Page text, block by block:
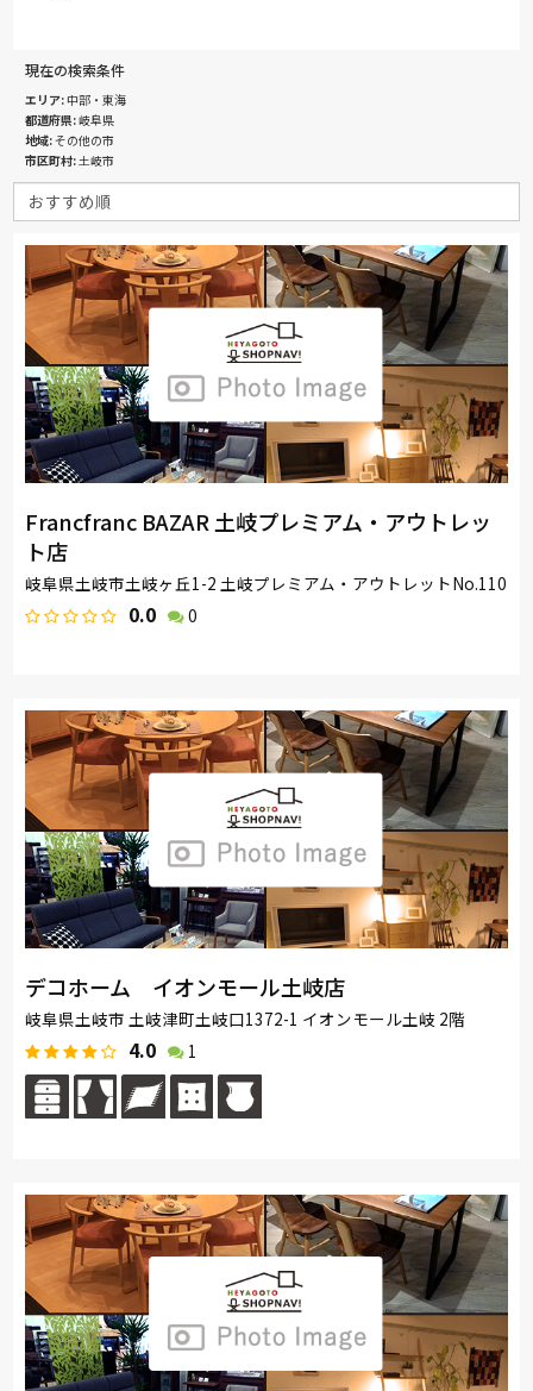
現在の検索条件
エリア 中部・東海
都道府県 岐阜県
地域 その他の市
市区町村 土岐市
Francfranc BAZAR 土岐プレミアム・アウトレッ
ト店
岐阜県土岐市土岐ヶ丘1-2 土岐プレミアム・アウトレットNo.110
0.0 0
デコホーム イオンモール土岐店
岐阜県土岐市 土岐津町土岐口1372-1 イオンモール土岐 2階
4.0 1